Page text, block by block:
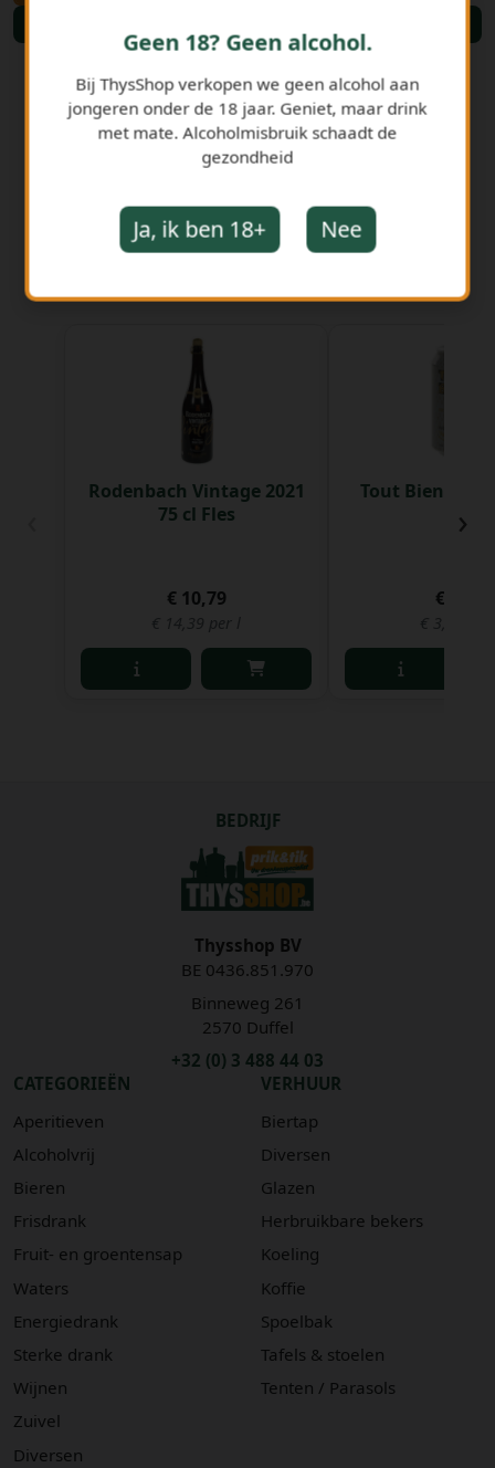
Rodenbach Vintage 2021
75 cl Fles
€ 10,79
€ 14,39 per l
Tout Bien Pils
€ 1,30
€ 3,94
›
BEDRIJF
Thysshop BV
BE 0436.851.970
Binneweg 261
2570 Duffel
+32 (0) 3 488 44 03
CATEGORIEËN
Aperitieven
Alcoholvrij
Bieren
Frisdrank
Fruit- en groentensap
Waters
Energiedrank
Sterke drank
Wijnen
Zuivel
Diversen
VERHUUR
Biertap
Diversen
Glazen
Herbruikbare bekers
Koeling
Koffie
Spoelbak
Tafels & stoelen
Tenten / Parasols
Geen 18? Geen alcohol.
Bij ThysShop verkopen we geen alcohol aan
jongeren onder de 18 jaar. Geniet, maar drink
met mate. Alcoholmisbruik schaadt de
gezondheid
Ja, ik ben 18+ Nee